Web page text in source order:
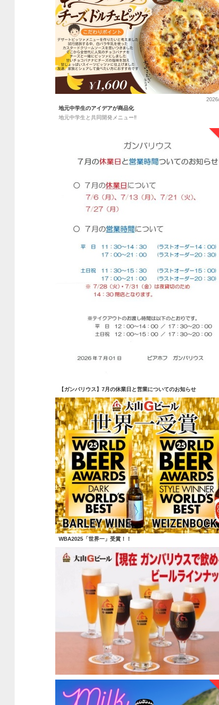
地元中学生のアイデアが商品化
地元中学生と共同開発メニュー‼
【ガンバリウス】7月の休業日と営業についてのお知らせ
WBA2025「世界一」受賞！！